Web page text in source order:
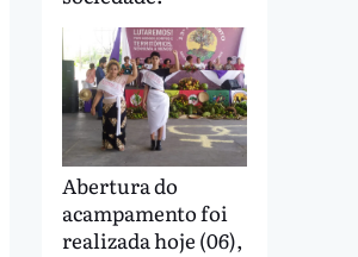
Abertura do
acampamento foi
realizada hoje (06),